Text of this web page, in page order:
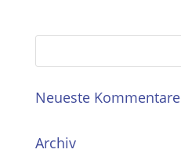
Neueste Kommentare
Archiv